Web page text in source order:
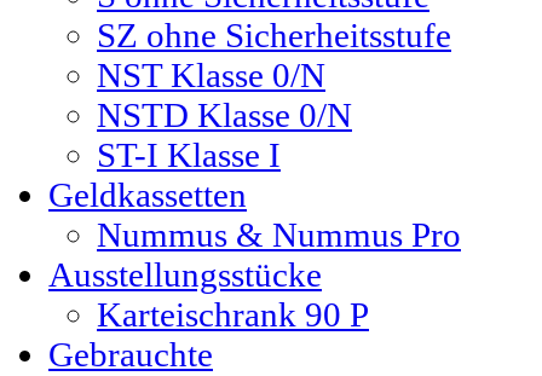
SZ ohne Sicherheitsstufe
NST Klasse 0/N
NSTD Klasse 0/N
ST-I Klasse I
Geldkassetten
Nummus & Nummus Pro
Ausstellungsstücke
Karteischrank 90 P
Gebrauchte